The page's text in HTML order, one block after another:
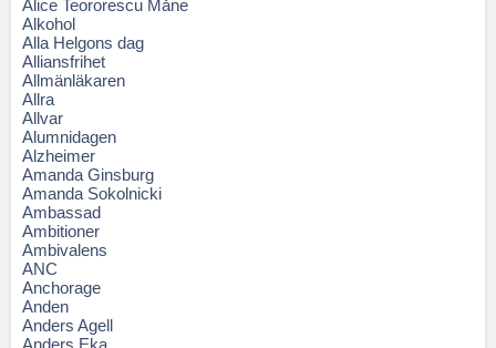
Alice Teororescu Måne
Alkohol
Alla Helgons dag
Alliansfrihet
Allmänläkaren
Allra
Allvar
Alumnidagen
Alzheimer
Amanda Ginsburg
Amanda Sokolnicki
Ambassad
Ambitioner
Ambivalens
ANC
Anchorage
Anden
Anders Agell
Anders Eka